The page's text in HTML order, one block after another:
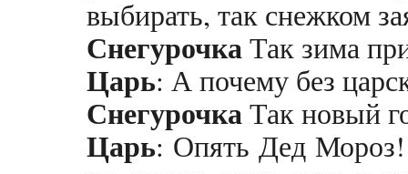
выбирать, так снежком
СнегурочкаТак зима
Царь: А почему без
СнегурочкаТак новый
Царь: Опять Дед Мороз!